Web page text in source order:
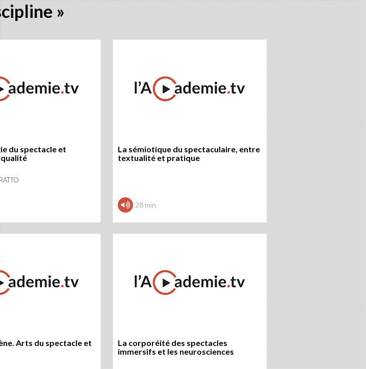
»
du spectacle et
La sémiotique du spectaculaire, entre
textualité et pratique
28 min.
Arts du spectacle et
La corporéité des spectacles
immersifs et les neurosciences